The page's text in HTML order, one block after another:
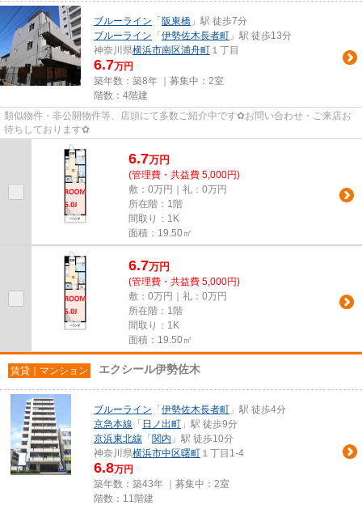
ブルーライン 「 阪東橋 」駅 徒歩7分
ブルーライン 「 伊勢佐木長者町 」駅 徒歩13分
神奈川県横浜市南区浦舟町 １丁目
6.7万円
築年数：築8年 ｜募集中： 2室
階数：4階建
類似物件・非公開物件等、店頭にて多数ご紹介中です✿お問い合わせ・ご来店お
待ちしております✿
6.7万円
(管理費・共益費 5,000円)
敷：0万円｜礼：0万円
所在階：1階
間取り：1K
面積：19.50㎡
6.7万円
(管理費・共益費 5,000円)
敷：0万円｜礼：0万円
所在階：1階
間取り：1K
面積：19.50㎡
賃貸｜マンション エクシール伊勢佐木
ブルーライン 「 伊勢佐木長者町 」駅 徒歩4分
京急本線 「 日ノ出町 」駅 徒歩9分
京浜東北線 「 関内 」駅 徒歩10分
神奈川県横浜市中区曙町 １丁目1-4
6.8万円
築年数：築43年 ｜募集中： 2室
階数：11階建